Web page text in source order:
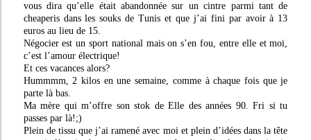
vous dira qu’elle était abandonnée sur un cintre parmi tant de
cheaperis dans les souks de Tunis et que j’ai fini par avoir à 13
euros au lieu de 15.
Négocier est un sport national mais on s’en fou, entre elle et moi,
c’est l’amour électrique!
Et ces vacances alors?
Hummmm, 2 kilos en une semaine, comme à chaque fois que je
parte là bas.
Ma mère qui m’offre son stok de Elle des années 90. Fri si tu
passes par là!;)
Plein de tissu que j’ai ramené avec moi et plein d’idées dans la tête